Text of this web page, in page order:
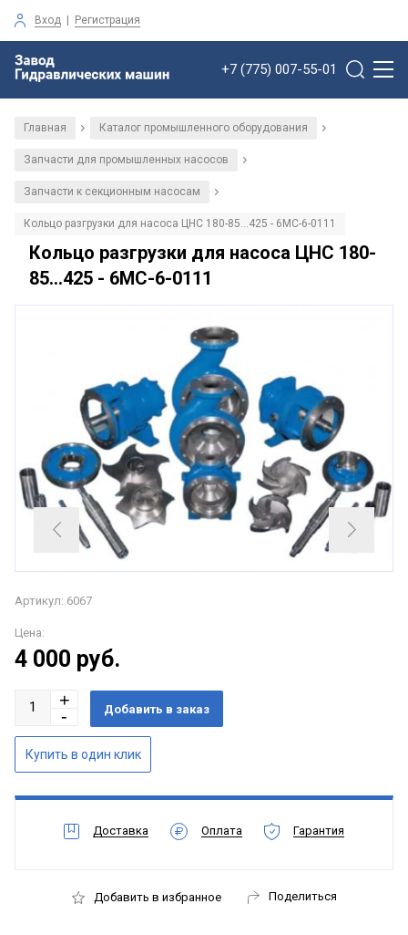
Вход | Регистрация
+7 (775) 007-55-01
Главная / Каталог промышленного оборудования /
Запчасти для промышленных насосов /
Запчасти к секционным насосам /
Кольцо разгрузки для насоса ЦНС 180-85...425 - 6МС-6-0111
Кольцо разгрузки для насоса ЦНС 180-
85...425 - 6МС-6-0111
Артикул: 6067
Цена:
4 000 руб.
Доставка Оплата Гарантия
Добавить в избранное Поделиться